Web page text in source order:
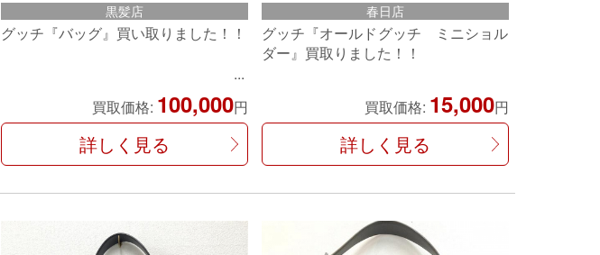
黒髪店
グッチ『バッグ』買い取りました！！
買取価格: 100,000円
詳しく見る
春日店
グッチ『オールドグッチ ミニショル
ダー』買取りました！！
買取価格: 15,000円
詳しく見る